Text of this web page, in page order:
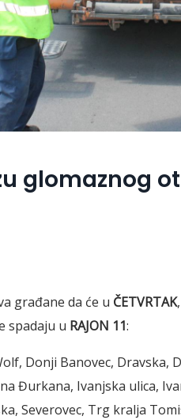
glomaznog
građane da će u ČETVRTAK,
spadaju u RAJON 11:
Donji Banovec, Dravska,
Đurkana, Ivanjska ulica,
Severovec, Trg kralja